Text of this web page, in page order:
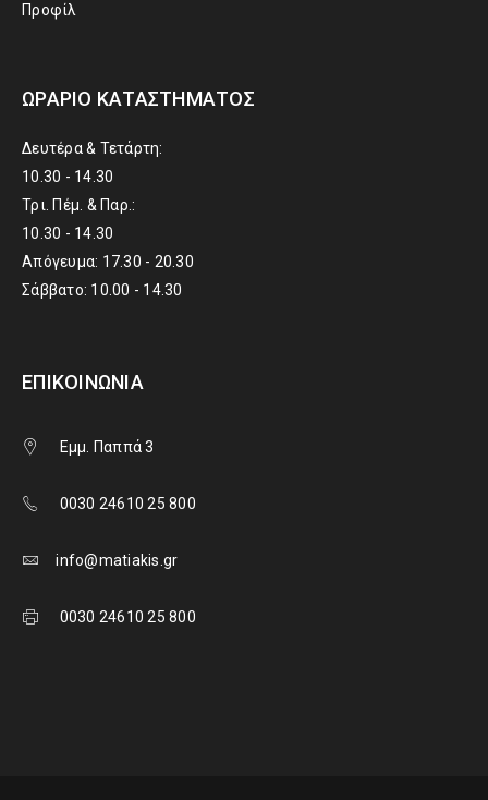
Προφίλ
ΩΡΆΡΙΟ ΚΑΤΑΣΤΉΜΑΤΟΣ
Δευτέρα & Τετάρτη:
10.30 - 14.30
Τρι. Πέμ. & Παρ.:
10.30 - 14.30
Απόγευμα: 17.30 - 20.30
Σάββατο: 10.00 - 14.30
ΕΠΙΚΟΙΝΩΝΊΑ
Εμμ. Παππά 3
0030 24610 25 800
info@matiakis.gr
0030 24610 25 800